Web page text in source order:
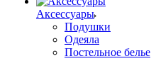
Аксессуары
Подушки
Одеяла
Постельное белье